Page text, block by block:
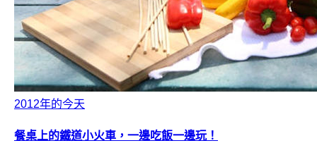
2012年的今天
餐桌上的鐵道小火車，一邊吃飯一邊玩！